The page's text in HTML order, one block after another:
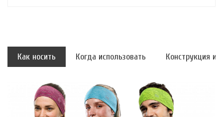
Как носить Когда использовать Конструкция и